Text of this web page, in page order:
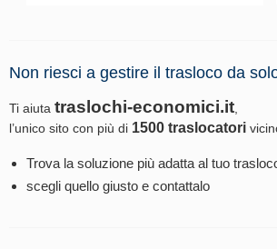
Non riesci a gestire il trasloco da
Ti aiuta traslochi-economici.it
l’unico sito con più di 1500 traslocatori
Trova la soluzione più adatta al tuo
scegli quello giusto e contattalo